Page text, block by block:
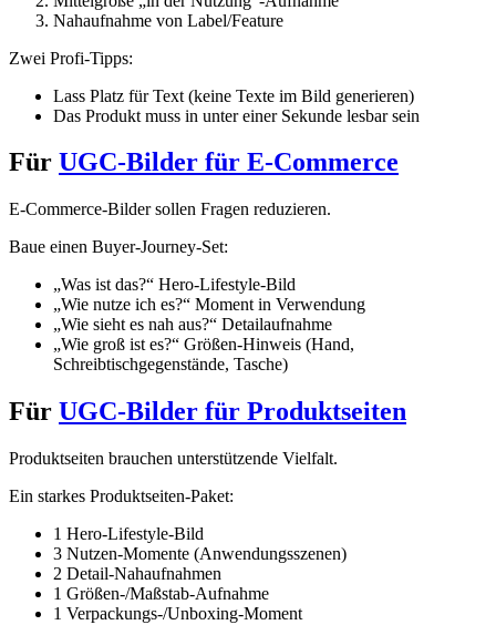
Nahaufnahme von Label/Feature
Zwei Profi-Tipps:
Lass Platz für Text (keine Texte im Bild generieren)
Das Produkt muss in unter einer Sekunde lesbar sein
Für UGC-Bilder für E-Commerce
E-Commerce-Bilder sollen Fragen reduzieren.
Baue einen Buyer-Journey-Set:
„Was ist das?“ Hero-Lifestyle-Bild
„Wie nutze ich es?“ Moment in Verwendung
„Wie sieht es nah aus?“ Detailaufnahme
„Wie groß ist es?“ Größen-Hinweis (Hand,
Schreibtischgegenstände, Tasche)
Für UGC-Bilder für Produktseiten
Produktseiten brauchen unterstützende Vielfalt.
Ein starkes Produktseiten-Paket:
1 Hero-Lifestyle-Bild
3 Nutzen-Momente (Anwendungsszenen)
2 Detail-Nahaufnahmen
1 Größen-/Maßstab-Aufnahme
1 Verpackungs-/Unboxing-Moment